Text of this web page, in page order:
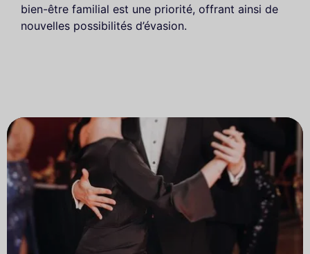
bien-être familial est une priorité, offrant ainsi de
nouvelles possibilités d’évasion.